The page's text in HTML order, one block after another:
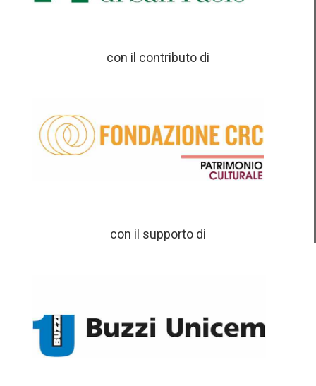
con il contributo di
con il supporto di